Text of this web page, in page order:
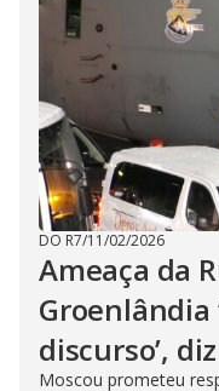
DO R7/11/02/2026
Ameaça da
Groenlândia
discurso’,
Moscou prometeu